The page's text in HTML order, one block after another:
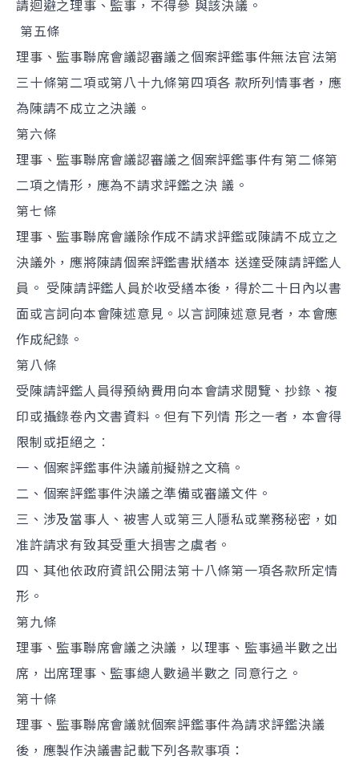
請迴避之理事、監事，不得參 與該決議。
第五條
理事、監事聯席會議認審議之個案評鑑事件無法官法第
三十條第二項或第八十九條第四項各 款所列情事者，應
為陳請不成立之決議。
第六條
理事、監事聯席會議認審議之個案評鑑事件有第二條第
二項之情形，應為不請求評鑑之決 議。
第七條
理事、監事聯席會議除作成不請求評鑑或陳請不成立之
決議外，應將陳請個案評鑑書狀繕本 送達受陳請評鑑人
員。 受陳請評鑑人員於收受繕本後，得於二十日內以書
面或言詞向本會陳述意見。以言詞陳述意見者，本會應
作成紀錄。
第八條
受陳請評鑑人員得預納費用向本會請求閱覽、抄錄、複
印或攝錄卷內文書資料。但有下列情 形之一者，本會得
限制或拒絕之︰
一、個案評鑑事件決議前擬辦之文稿。
二、個案評鑑事件決議之準備或審議文件。
三、涉及當事人、被害人或第三人隱私或業務秘密，如
准許請求有致其受重大損害之虞者。
四、其他依政府資訊公開法第十八條第一項各款所定情
形。
第九條
理事、監事聯席會議之決議，以理事、監事過半數之出
席，出席理事、監事總人數過半數之 同意行之。
第十條
理事、監事聯席會議就個案評鑑事件為請求評鑑決議
後，應製作決議書記載下列各款事項：